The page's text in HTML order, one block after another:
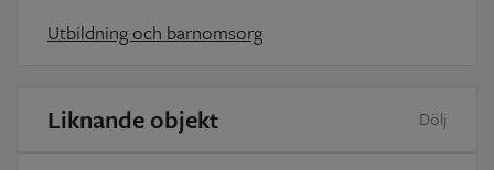
Utbildning och barnomsorg
Liknande objekt Dölj